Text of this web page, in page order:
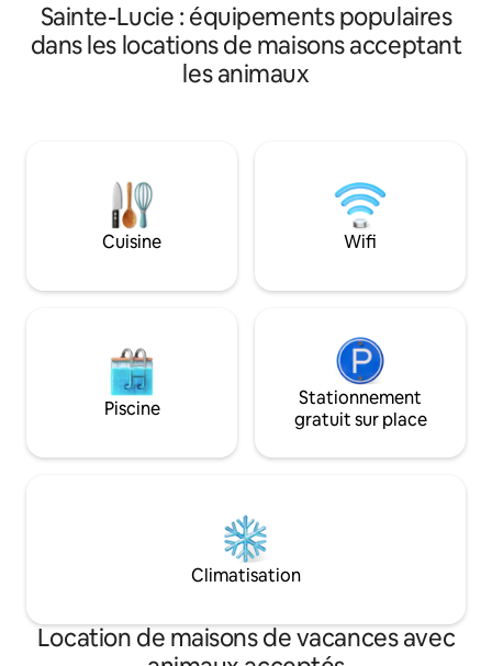
salle de bain privative, chacune dotée
d’un lit king size ; d’une kitchenette
entièrement équipée avec cuisinière à
2 plaques et réfrigérateur-congélateur ;
adjacente et jardin tropical doté d’un
braai boma et d’une piscine communs,
offrant un cadre paisible.
coulissantes
où vous pourrez
de soleil ou d'un
Sainte-Lucie : équipements populaires
dans les locations de maisons acceptant
les animaux
Cuisine Wifi
Piscine
Stationnement
gratuit sur place
Climatisation
Location de maisons de vacances avec